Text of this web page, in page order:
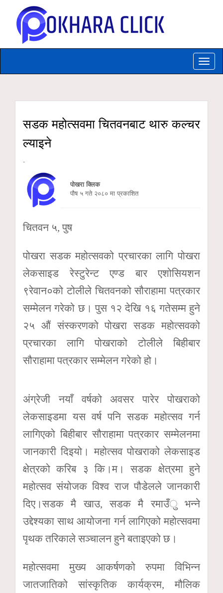
Toggle
सडक महोत्सवमा चितवनबाट थारु कल्चर
ल्याइने
-
पोखरा क्लिक
पौष ५ गते २०८० मा प्रकाशित
चितवन ५, पुष
पोखरा सडक महोत्सवको प्रचारका लागि पोखरा
लेकसाइड रेस्टुरेन्ट एण्ड बार एशोसियशन
९रेवान०को टोलीले चितवनको सौराहामा पत्रकार
सम्मेलन गरेको छ। पुस १२ देखि १६ गतेसम्म हुने
२५ औं संस्करणको पोखरा सडक महोत्सवको
प्रचारका लागि पोखराको टोलीले बिहीबार
सौराहामा पत्रकार सम्मेलन गरेको हो।
अंग्रेजी नयाँ वर्षको अवसर पारेर पोखराको
लेकसाइडमा यस वर्ष पनि सडक महोत्सव गर्न
लागिएको बिहीबार सौराहामा पत्रकार सम्मेलनमा
जानकारी दिइयो। महोत्सव पोखराको लेकसाइड
क्षेत्रको करिब ३ कि।म। सडक क्षेत्रमा हुने
महोत्सव संयोजक विश्व राज पौडेलले जानकारी
दिए।सडक मै खाउ, सडक मै रमाउँु भन्ने
उद्देश्यका साथ आयोजना गर्न लागिएको महोत्सवमा
पृथक तरिकाले सञ्चालन हुने बताइएको छ।
महोत्सवमा मुख्य आकर्षणको रुपमा विभिन्न
जातजातिको सांस्कृतिक कार्यक्रम, मौलिक